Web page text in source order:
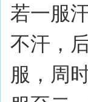
若一服
不汗，
服，周